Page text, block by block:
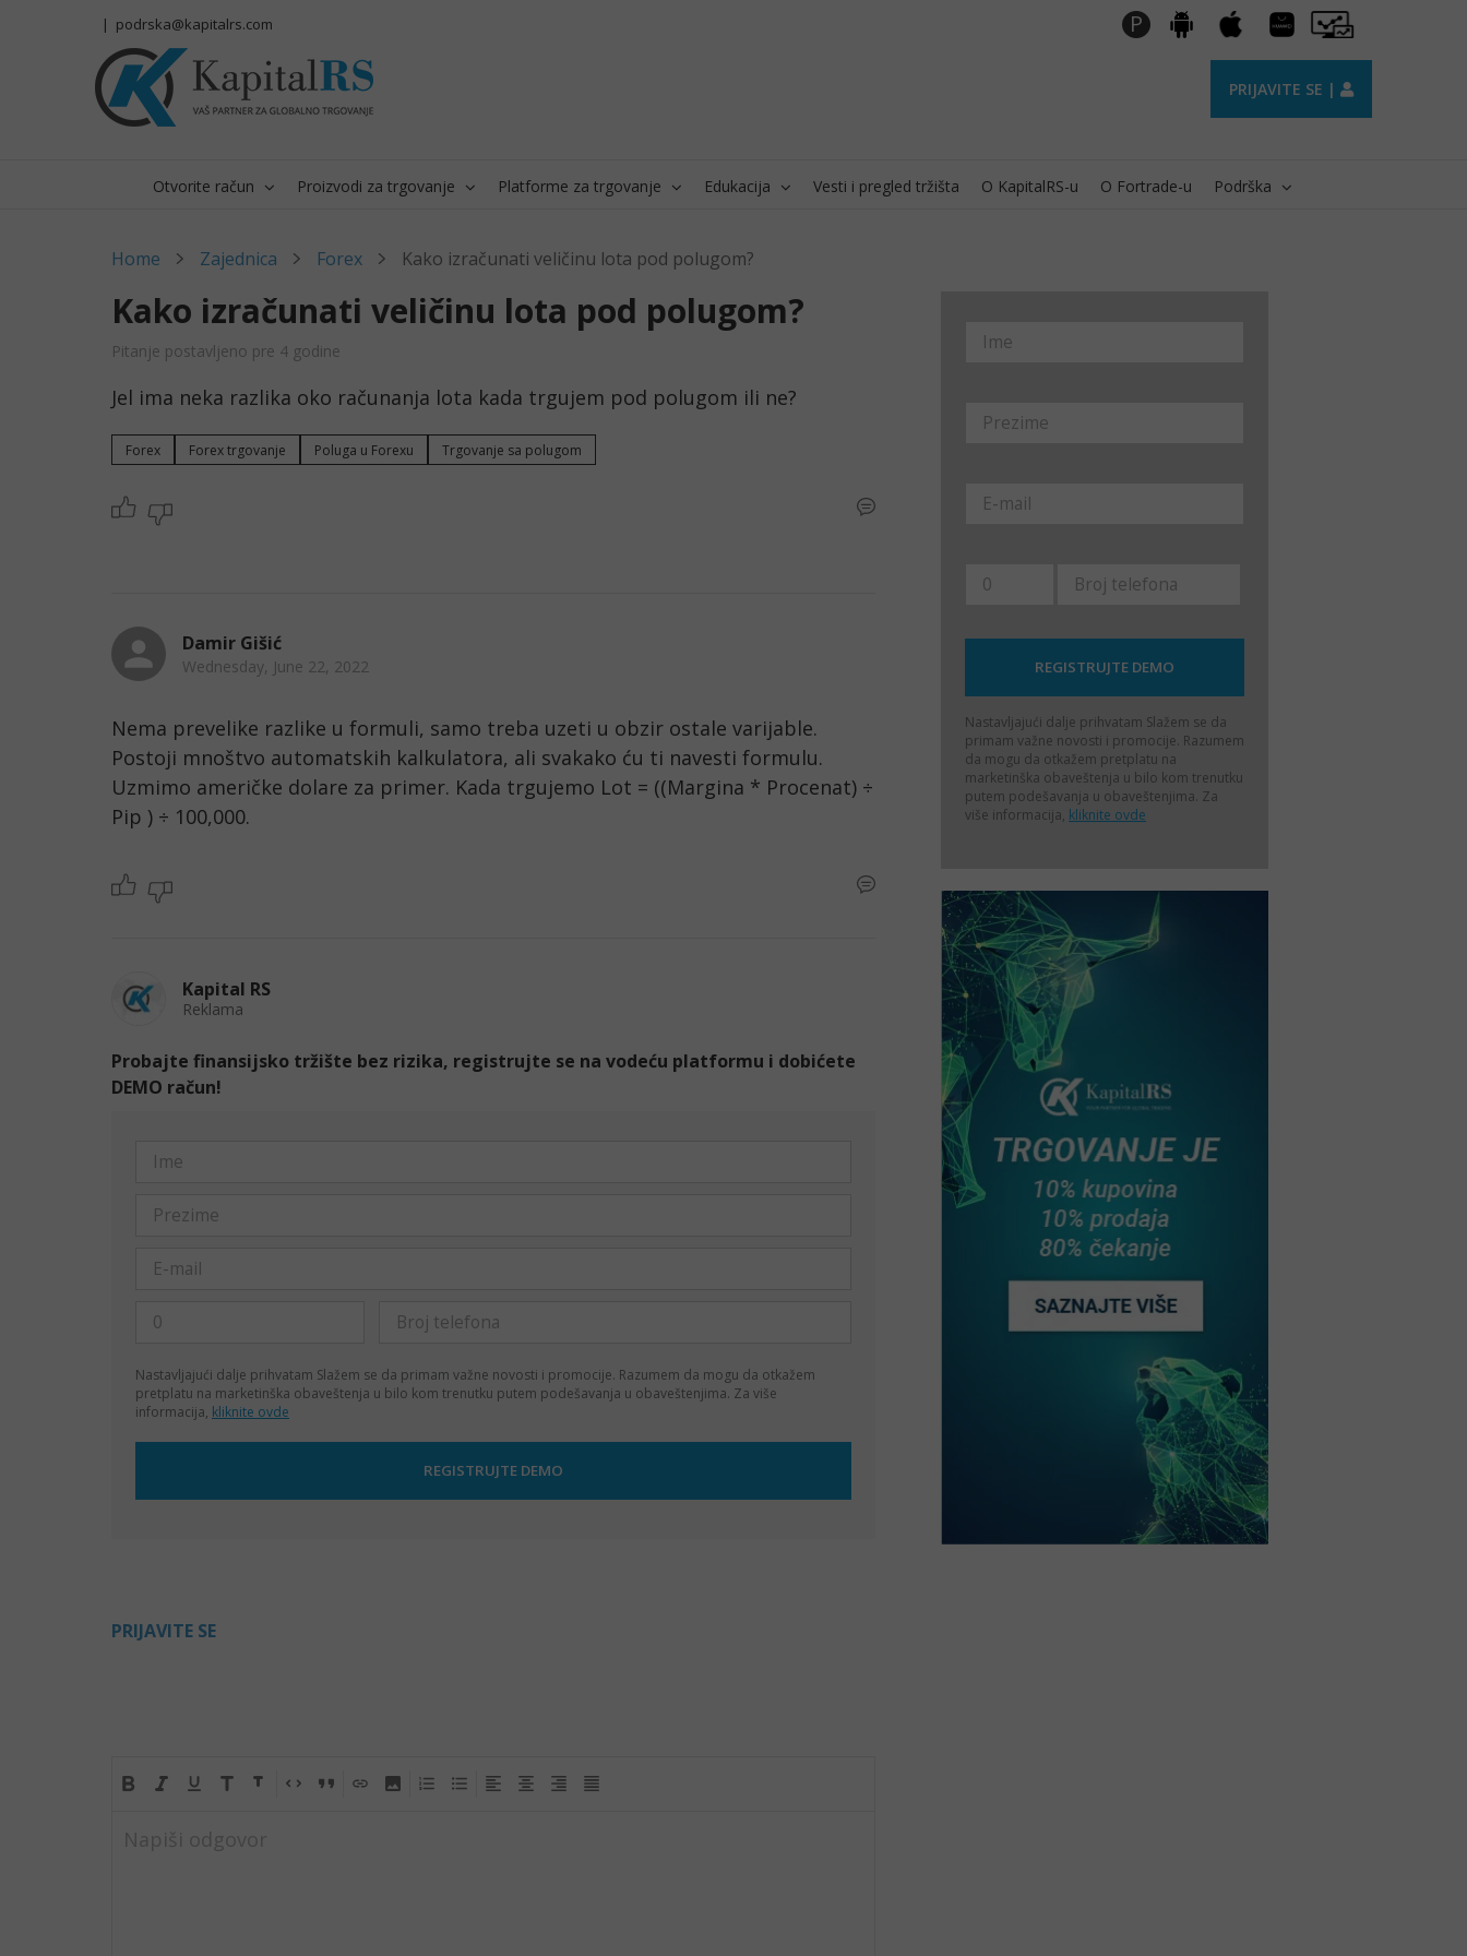
| podrska@kapitalrs.com P Android Apple
Huawei
AppGallery
Pro
Trader
PRIJAVITE SE |
Otvorite račun Proizvodi za trgovanje Platforme za trgovanje Edukacija Vesti i pregled tržišta O KapitalRS-u O Fortrade-u Podrška
Home Zajednica Forex Kako izračunati veličinu lota pod polugom?
Kako izračunati veličinu lota pod polugom?
Pitanje postavljeno pre 4 godine
Jel ima neka razlika oko računanja lota kada trgujem pod polugom ili ne?
Forex Forex trgovanje Poluga u Forexu Trgovanje sa polugom
Damir Gišić
Wednesday, June 22, 2022
Nema prevelike razlike u formuli, samo treba uzeti u obzir ostale varijable.
Postoji mnoštvo automatskih kalkulatora, ali svakako ću ti navesti formulu.
Uzmimo američke dolare za primer. Kada trgujemo Lot = ((Margina * Procenat) ÷
Pip ) ÷ 100,000.
Kapital RS
Reklama
Probajte finansijsko tržište bez rizika, registrujte se na vodeću platformu i dobićete
DEMO račun!
Nastavljajući dalje prihvatam Slažem se da primam važne novosti i promocije. Razumem da mogu da otkažem
pretplatu na marketinška obaveštenja u bilo kom trenutku putem podešavanja u obaveštenjima. Za više
informacija, kliknite ovde
PRIJAVITE SE
Napiši odgovor
Nastavljajući dalje prihvatam Slažem se da
primam važne novosti i promocije. Razumem
da mogu da otkažem pretplatu na
marketinška obaveštenja u bilo kom trenutku
putem podešavanja u obaveštenjima. Za
više informacija, kliknite ovde